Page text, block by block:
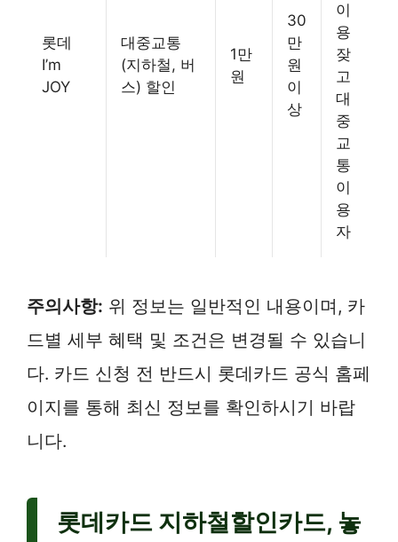
롯데
I’m
JOY
대중교통
(지하철, 버
스) 할인
1만
원
30
만
원
이
상
이
용
잦
고
대
중
교
통
이
용
자
주의사항: 위 정보는 일반적인 내용이며, 카
드별 세부 혜택 및 조건은 변경될 수 있습니
다. 카드 신청 전 반드시 롯데카드 공식 홈페
이지를 통해 최신 정보를 확인하시기 바랍
니다.
롯데카드 지하철할인카드, 놓